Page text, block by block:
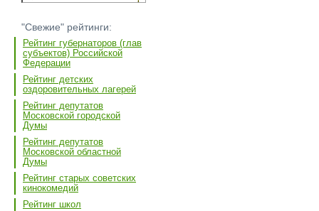
"Свежие" рейтинги:
Рейтинг губернаторов (глав
субъектов) Российской
Федерации
Рейтинг детских
оздоровительных лагерей
Рейтинг депутатов
Московской городской
Думы
Рейтинг депутатов
Московской областной
Думы
Рейтинг старых советских
кинокомедий
Рейтинг школ